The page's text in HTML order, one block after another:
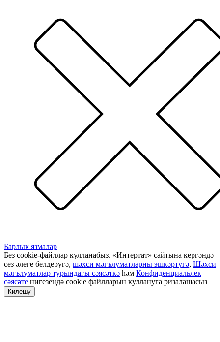
Барлык язмалар
Без cookie-файллар кулланабыз. «Интертат» сайтына кергәндә
сез әлеге белдерүгә, шәхси мәгълүматларны эшкәртүгә, Шәхси
мәгълүматлар турындагы сәясәткә һәм Конфиденциальлек
сәясәте нигезендә cookie файлларын куллануга ризалашасыз
Килешү